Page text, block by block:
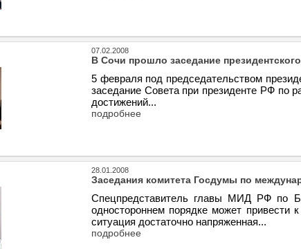
07.02.2008
В Сочи прошло заседание
5 февраля под председательством
заседание Совета при президенте РФ по
достижений...
подробнее
28.01.2008
Заседания комитета Госдумы по
Спецпредставитель главы МИД РФ по
одностороннем порядке может привести
ситуация достаточно напряженная...
подробнее